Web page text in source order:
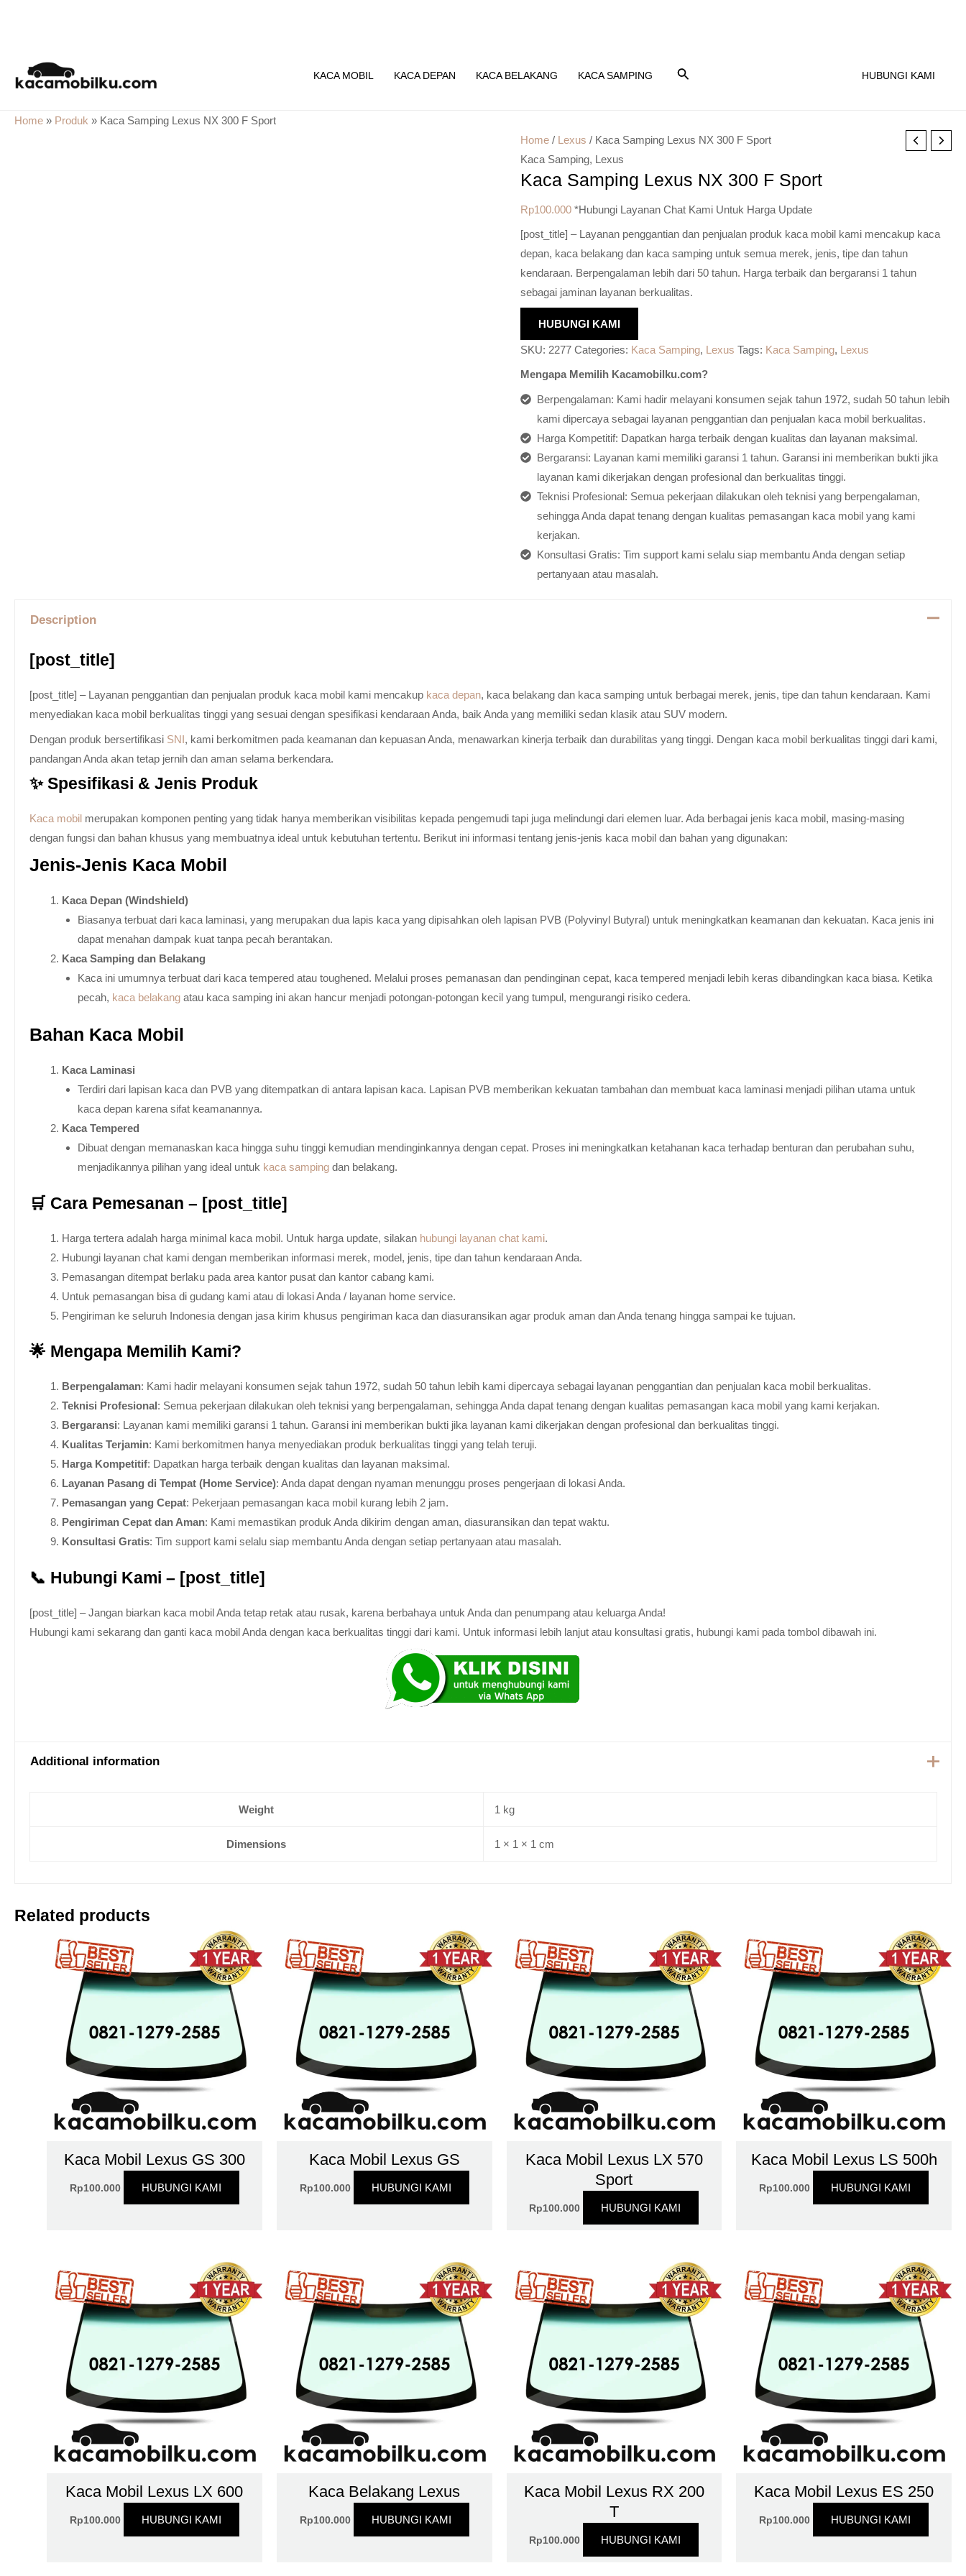
content
KACA MOBIL KACA DEPAN KACA BELAKANG KACA SAMPING HUBUNGI KAMI
Home » Produk » Kaca Samping Lexus NX 300 F Sport
Home / Lexus / Kaca Samping Lexus NX 300 F Sport
Kaca Samping, Lexus
Kaca Samping Lexus NX 300 F Sport
Rp100.000 *Hubungi Layanan Chat Kami Untuk Harga Update
[post_title] – Layanan penggantian dan penjualan produk kaca mobil kami mencakup kaca
depan, kaca belakang dan kaca samping untuk semua merek, jenis, tipe dan tahun
kendaraan. Berpengalaman lebih dari 50 tahun. Harga terbaik dan bergaransi 1 tahun
sebagai jaminan layanan berkualitas.
HUBUNGI KAMI
SKU: 2277 Categories: Kaca Samping, Lexus Tags: Kaca Samping, Lexus
Mengapa Memilih Kacamobilku.com?
Berpengalaman: Kami hadir melayani konsumen sejak tahun 1972, sudah 50 tahun lebih
kami dipercaya sebagai layanan penggantian dan penjualan kaca mobil berkualitas.
Harga Kompetitif: Dapatkan harga terbaik dengan kualitas dan layanan maksimal.
Bergaransi: Layanan kami memiliki garansi 1 tahun. Garansi ini memberikan bukti jika
layanan kami dikerjakan dengan profesional dan berkualitas tinggi.
Teknisi Profesional: Semua pekerjaan dilakukan oleh teknisi yang berpengalaman,
sehingga Anda dapat tenang dengan kualitas pemasangan kaca mobil yang kami
kerjakan.
Konsultasi Gratis: Tim support kami selalu siap membantu Anda dengan setiap
pertanyaan atau masalah.
Description
[post_title]
[post_title] – Layanan penggantian dan penjualan produk kaca mobil kami mencakup kaca depan, kaca belakang dan kaca samping untuk berbagai merek, jenis, tipe dan tahun kendaraan. Kami
menyediakan kaca mobil berkualitas tinggi yang sesuai dengan spesifikasi kendaraan Anda, baik Anda yang memiliki sedan klasik atau SUV modern.
Dengan produk bersertifikasi SNI, kami berkomitmen pada keamanan dan kepuasan Anda, menawarkan kinerja terbaik dan durabilitas yang tinggi. Dengan kaca mobil berkualitas tinggi dari kami,
pandangan Anda akan tetap jernih dan aman selama berkendara.
✨ Spesifikasi & Jenis Produk
Kaca mobilmerupakan komponen penting yang tidak hanya memberikan visibilitas kepada pengemudi tapi juga melindungi dari elemen luar. Ada berbagai jenis kaca mobil, masing-masing
dengan fungsi dan bahan khusus yang membuatnya ideal untuk kebutuhan tertentu. Berikut ini informasi tentang jenis-jenis kaca mobil dan bahan yang digunakan:
Jenis-Jenis Kaca Mobil
Kaca Depan (Windshield)
Biasanya terbuat dari kaca laminasi, yang merupakan dua lapis kaca yang dipisahkan oleh lapisan PVB (Polyvinyl Butyral) untuk meningkatkan keamanan dan kekuatan. Kaca jenis ini
dapat menahan dampak kuat tanpa pecah berantakan.
Kaca Samping dan Belakang
Kaca ini umumnya terbuat dari kaca tempered atau toughened. Melalui proses pemanasan dan pendinginan cepat, kaca tempered menjadi lebih keras dibandingkan kaca biasa. Ketika
pecah, kaca belakang atau kaca samping ini akan hancur menjadi potongan-potongan kecil yang tumpul, mengurangi risiko cedera.
Bahan Kaca Mobil
Kaca Laminasi
Terdiri dari lapisan kaca dan PVB yang ditempatkan di antara lapisan kaca. Lapisan PVB memberikan kekuatan tambahan dan membuat kaca laminasi menjadi pilihan utama untuk
kaca depan karena sifat keamanannya.
Kaca Tempered
Dibuat dengan memanaskan kaca hingga suhu tinggi kemudian mendinginkannya dengan cepat. Proses ini meningkatkan ketahanan kaca terhadap benturan dan perubahan suhu,
menjadikannya pilihan yang ideal untuk kaca samping dan belakang.
🛒 Cara Pemesanan – [post_title]
Harga tertera adalah harga minimal kaca mobil. Untuk harga update, silakan hubungi layanan chat kami.
Hubungi layanan chat kami dengan memberikan informasi merek, model, jenis, tipe dan tahun kendaraan Anda.
Pemasangan ditempat berlaku pada area kantor pusat dan kantor cabang kami.
Untuk pemasangan bisa di gudang kami atau di lokasi Anda / layanan home service.
Pengiriman ke seluruh Indonesia dengan jasa kirim khusus pengiriman kaca dan diasuransikan agar produk aman dan Anda tenang hingga sampai ke tujuan.
🌟 Mengapa Memilih Kami?
Berpengalaman: Kami hadir melayani konsumen sejak tahun 1972, sudah 50 tahun lebih kami dipercaya sebagai layanan penggantian dan penjualan kaca mobil berkualitas.
Teknisi Profesional: Semua pekerjaan dilakukan oleh teknisi yang berpengalaman, sehingga Anda dapat tenang dengan kualitas pemasangan kaca mobil yang kami kerjakan.
Bergaransi: Layanan kami memiliki garansi 1 tahun. Garansi ini memberikan bukti jika layanan kami dikerjakan dengan profesional dan berkualitas tinggi.
Kualitas Terjamin: Kami berkomitmen hanya menyediakan produk berkualitas tinggi yang telah teruji.
Harga Kompetitif: Dapatkan harga terbaik dengan kualitas dan layanan maksimal.
Layanan Pasang di Tempat (Home Service): Anda dapat dengan nyaman menunggu proses pengerjaan di lokasi Anda.
Pemasangan yang Cepat: Pekerjaan pemasangan kaca mobil kurang lebih 2 jam.
Pengiriman Cepat dan Aman: Kami memastikan produk Anda dikirim dengan aman, diasuransikan dan tepat waktu.
Konsultasi Gratis: Tim support kami selalu siap membantu Anda dengan setiap pertanyaan atau masalah.
📞 Hubungi Kami – [post_title]
[post_title] – Jangan biarkan kaca mobil Anda tetap retak atau rusak, karena berbahaya untuk Anda dan penumpang atau keluarga Anda!
Hubungi kami sekarang dan ganti kaca mobil Anda dengan kaca berkualitas tinggi dari kami. Untuk informasi lebih lanjut atau konsultasi gratis, hubungi kami pada tombol dibawah ini.
Additional information
Weight 1 kg
Dimensions 1 × 1 × 1 cm
Related products
Kaca Mobil Lexus GS 300
Rp100.000 HUBUNGI KAMI
Kaca Mobil Lexus GS
Rp100.000 HUBUNGI KAMI
Kaca Mobil Lexus LX 570
Sport
Rp100.000 HUBUNGI KAMI
Kaca Mobil Lexus LS 500h
Rp100.000 HUBUNGI KAMI
Kaca Mobil Lexus LX 600
Rp100.000 HUBUNGI KAMI
Kaca Belakang Lexus
Rp100.000 HUBUNGI KAMI
Kaca Mobil Lexus RX 200
T
Rp100.000 HUBUNGI KAMI
Kaca Mobil Lexus ES 250
Rp100.000 HUBUNGI KAMI